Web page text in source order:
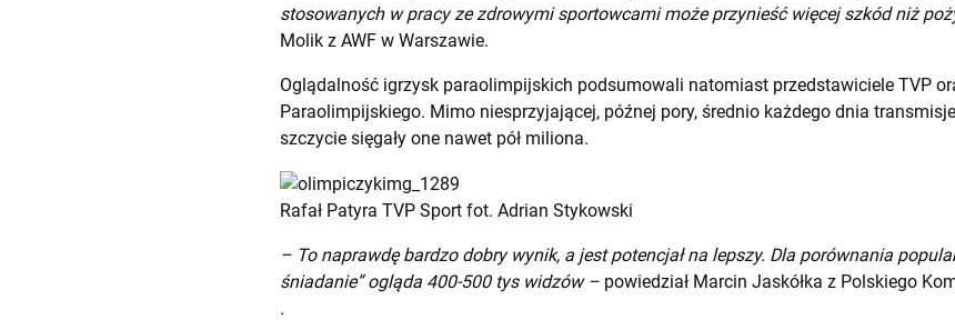
stosowanych w pracy ze zdrowymi sportowcami może przynieść więcej szkód niż
Molik z AWF w Warszawie.
Oglądalność igrzysk paraolimpijskich podsumowali natomiast przedstawiciele TVP
Paraolimpijskiego. Mimo niesprzyjającej, późnej pory, średnio każdego dnia
szczycie sięgały one nawet pół miliona.
Rafał Patyra TVP Sport fot. Adrian Stykowski
– To naprawdę bardzo dobry wynik, a jest potencjał na lepszy. Dla porównania
śniadanie” ogląda 400-500 tys widzów – powiedział Marcin Jaskółka z Polskiego
.